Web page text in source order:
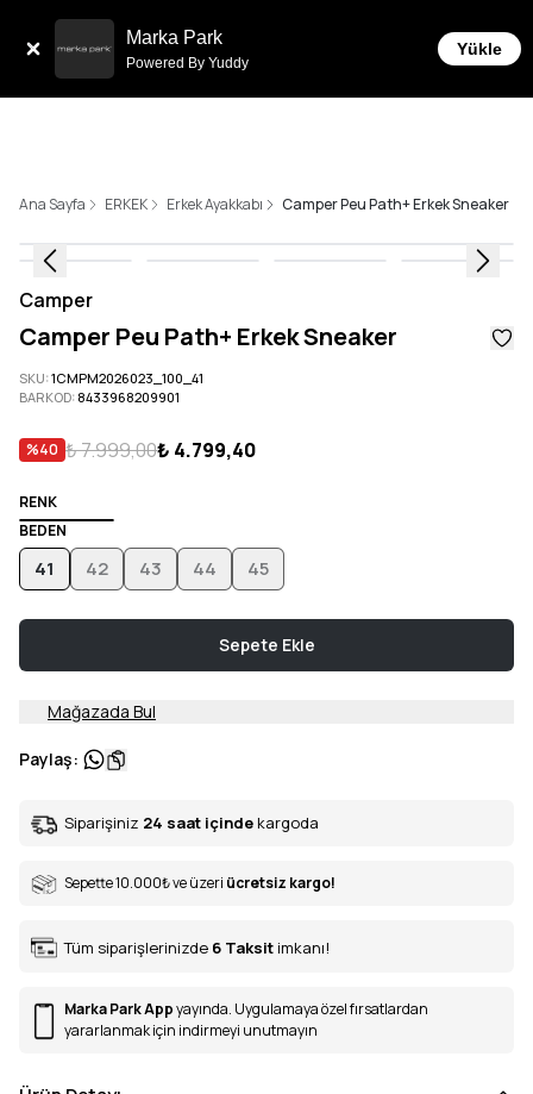
Marka Park
Powered By Yuddy
Yükle
Ana Sayfa ERKEK Erkek Ayakkabı Camper Peu Path+ Erkek Sneaker
Camper
Camper Peu Path+ Erkek Sneaker
SKU:1CMPM2026023_100_41
BARKOD: 8433968209901
%40 ₺ 7.999,00₺ 4.799,40
RENK
BEDEN
41 42 43 44 45
Sepete Ekle
Mağazada Bul
Paylaş:
Siparişiniz 24 saat içinde kargoda
Sepette 10.000₺ve üzeri ücretsiz kargo!
Tüm siparişlerinizde 6 Taksit imkanı!
Marka Park Appyayında. Uygulamaya özel fırsatlardan
yararlanmak için indirmeyi unutmayın